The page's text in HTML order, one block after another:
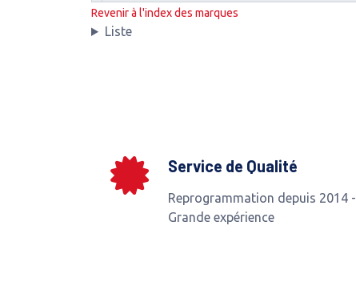
Revenir à l'index des marques
Liste
Service de Qualité
Reprogrammation depuis 2014 -
Grande expérience